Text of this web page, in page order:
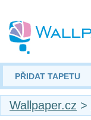
PŘIDAT TAPETU
Wallpaper.cz >